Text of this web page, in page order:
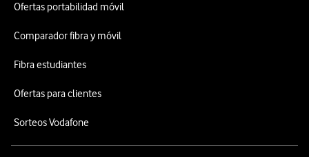
Ofertas portabilidad móvil
Comparador fibra y móvil
Fibra estudiantes
Ofertas para clientes
Sorteos Vodafone